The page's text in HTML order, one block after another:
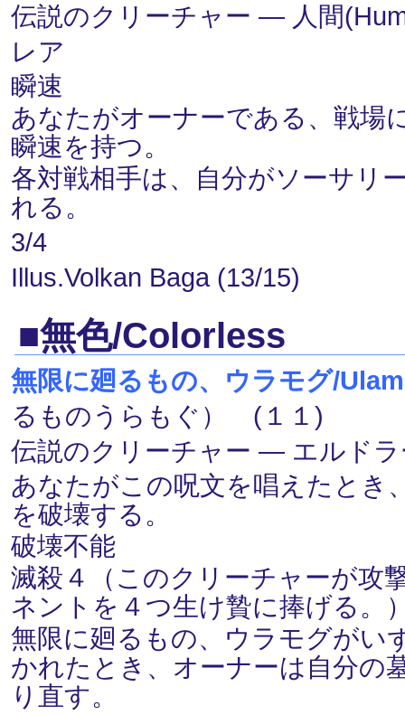
伝説のクリーチャー ― 人間
レア
瞬速
あなたがオーナーである、戦場
瞬速を持つ。
各対戦相手は、自分がソーサリ
れる。
3/4
Illus.Volkan Baga (13/15)
■無色/Colorless
無限に廻るもの、ウラモグ/
るものうらもぐ） (１１)
伝説のクリーチャー ― エルド
あなたがこの呪文を唱えたとき
を破壊する。
破壊不能
滅殺４（このクリーチャーが攻
ネントを４つ生け贄に捧げる。
無限に廻るもの、ウラモグがい
かれたとき、オーナーは自分の
り直す。